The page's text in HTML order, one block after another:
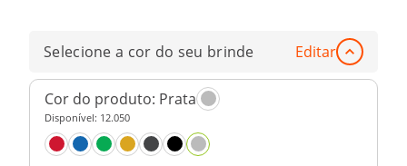
Selecione a cor do seu brinde Editar
Cor do produto: Prata
Disponível: 12.050